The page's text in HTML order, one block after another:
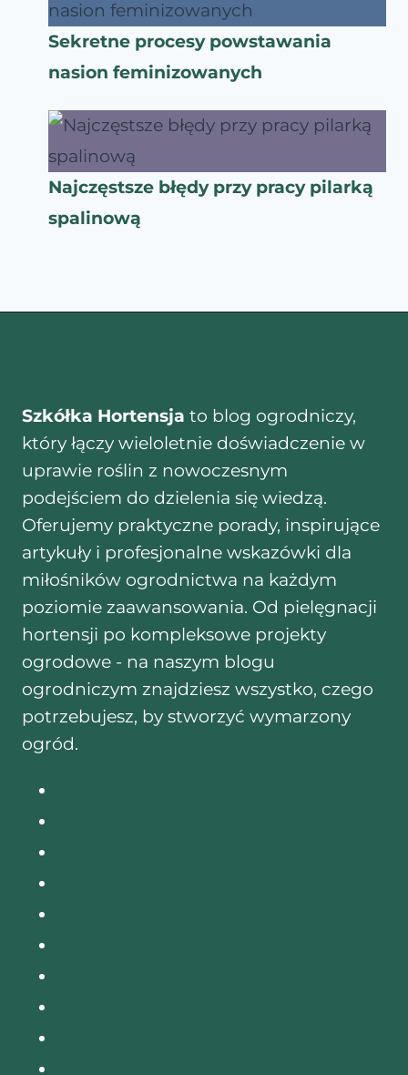
Sekretne procesy powstawania
nasion feminizowanych
Najczęstsze błędy przy pracy pilarką
spalinową
Szkółka Hortensja to blog ogrodniczy,
który łączy wieloletnie doświadczenie w
uprawie roślin z nowoczesnym
podejściem do dzielenia się wiedzą.
Oferujemy praktyczne porady, inspirujące
artykuły i profesjonalne wskazówki dla
miłośników ogrodnictwa na każdym
poziomie zaawansowania. Od pielęgnacji
hortensji po kompleksowe projekty
ogrodowe - na naszym blogu
ogrodniczym znajdziesz wszystko, czego
potrzebujesz, by stworzyć wymarzony
ogród.